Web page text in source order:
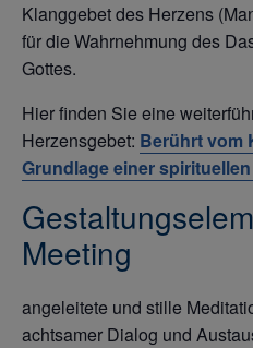
Klanggebet des Herzens
für die Wahrnehmung des
Gottes.
Hier finden Sie eine
Herzensgebet: Berührt vom
Grundlage einer
Meeting
angeleitete und stille
achtsamer Dialog und